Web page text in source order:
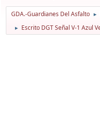
GDA.-Guardianes Del Asfalto ►
► Escrito DGT Señal V-1 Azul